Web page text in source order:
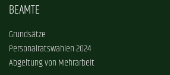
BEAMTE
Grundsätze
Personalratswahlen 2024
Abgeltung von Mehrarbeit